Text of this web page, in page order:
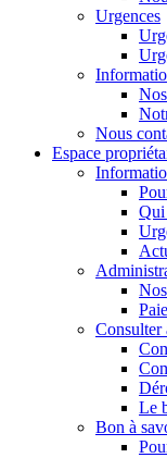
Urgences
Nous
Espace
Qui
Le
Bon à